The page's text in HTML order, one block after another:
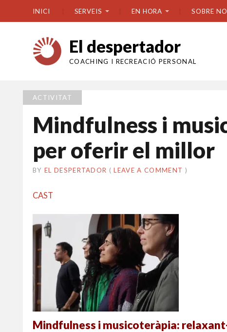
INICI SERVEIS EN HORA SOBRE
El despertador
COACHING I RECREACIÓ PERSONAL
ACTIVITAT
Mindfulness i
per oferir el millor
BY EL DESPERTADOR ON
28
•(LEAVE A COMMENT )
CAST
Mindfulness i musicoteràpia: